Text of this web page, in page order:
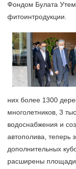
Фондом Булата
фитоинтродукции.
них более 1300
многолетников, 3
водоснабжения и
автополива, теперь
дополнительных
расширены площади